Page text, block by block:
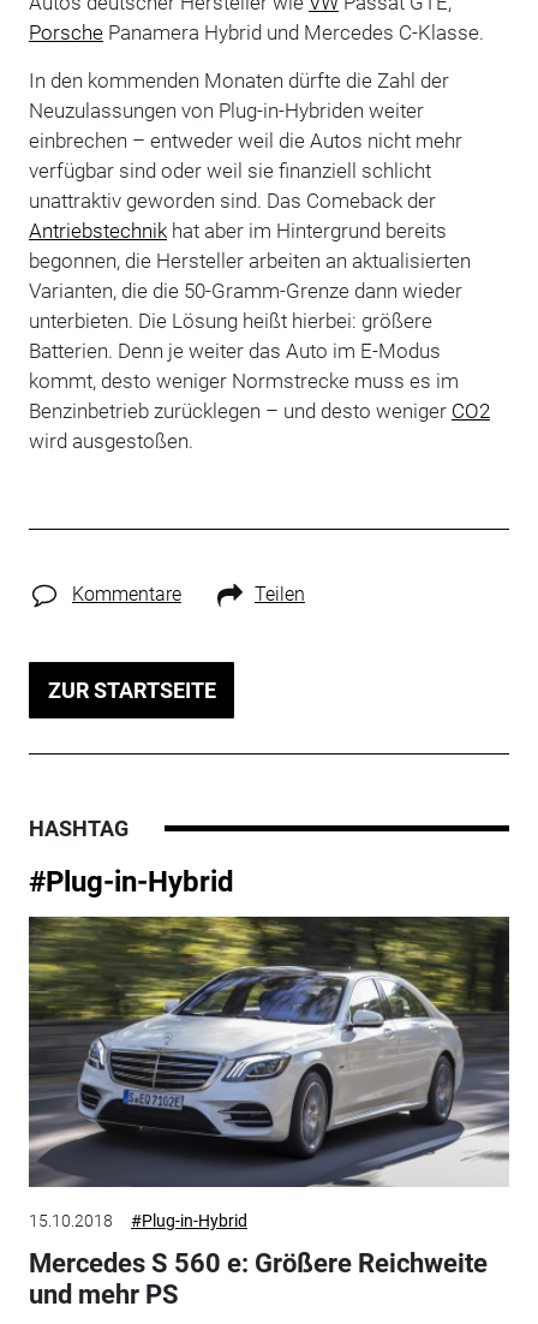
PorschePanamera Hybrid und Mercedes C-Klasse.
In den kommenden Monaten dürfte die Zahl der
Neuzulassungen von Plug-in-Hybriden weiter
einbrechen – entweder weil die Autos nicht mehr
verfügbar sind oder weil sie finanziell schlicht
unattraktiv geworden sind. Das Comeback der
Antriebstechnikhat aber im Hintergrund bereits
begonnen, die Hersteller arbeiten an aktualisierten
Varianten, die die 50-Gramm-Grenze dann wieder
unterbieten. Die Lösung heißt hierbei: größere
Batterien. Denn je weiter das Auto im E-Modus
kommt, desto weniger Normstrecke muss es im
Benzinbetrieb zurücklegen – und desto weniger CO2
wird ausgestoßen.
Kommentare Teilen
ZUR STARTSEITE
HASHTAG
#Plug-in-Hybrid
15.10.2018 #Plug-in-Hybrid
Mercedes S 560 e: Größere Reichweite
und mehr PS